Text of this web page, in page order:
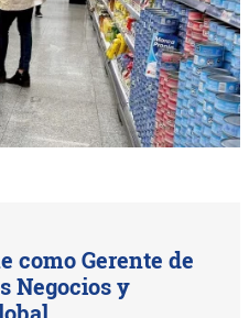
como Gerente de
Negocios y